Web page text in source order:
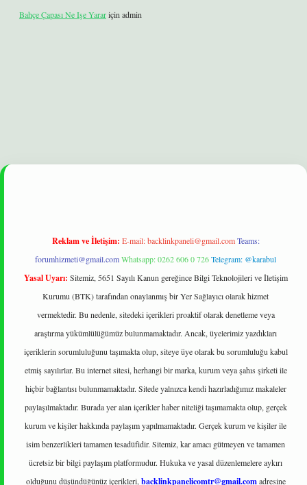
Bahçe Çapası Ne Işe Yarariçin admin
betexper yeni girişilbet
Reklam ve İletişim: E-mail:backlinkpaneli@gmail.com Teams:
forumhizmeti@gmail.comWhatsapp: 0262 606 0 726Telegram: @karabul
Yasal Uyarı: Sitemiz, 5651 Sayılı Kanun gereğince Bilgi Teknolojileri ve İletişim
Kurumu (BTK) tarafından onaylanmış bir Yer Sağlayıcı olarak hizmet
vermektedir. Bu nedenle, sitedeki içerikleri proaktif olarak denetleme veya
araştırma yükümlülüğümüz bulunmamaktadır. Ancak, üyelerimiz yazdıkları
içeriklerin sorumluluğunu taşımakta olup, siteye üye olarak bu sorumluluğu kabul
etmiş sayılırlar. Bu internet sitesi, herhangi bir marka, kurum veya şahıs şirketi ile
hiçbir bağlantısı bulunmamaktadır. Sitede yalnızca kendi hazırladığımız makaleler
paylaşılmaktadır. Burada yer alan içerikler haber niteliği taşımamakta olup, gerçek
kurum ve kişiler hakkında paylaşım yapılmamaktadır. Gerçek kurum ve kişiler ile
isim benzerlikleri tamamen tesadüfidir. Sitemiz, kar amacı gütmeyen ve tamamen
ücretsiz bir bilgi paylaşım platformudur. Hukuka ve yasal düzenlemelere aykırı
olduğunu düşündüğünüz içerikleri, backlinkpanelicomtr@gmail.comadresine